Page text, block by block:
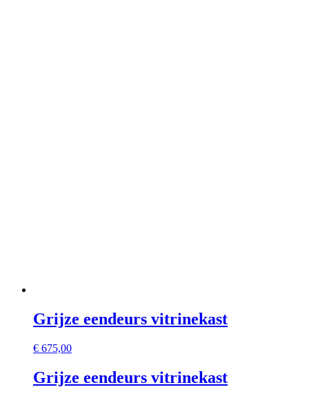
Grijze eendeurs vitrinekast
€ 675,00
Grijze eendeurs vitrinekast